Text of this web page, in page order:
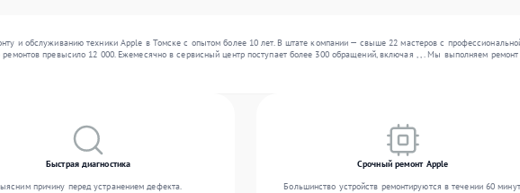
и обслуживанию техники Apple в Томске с опытом более 10 лет. В штате компании — свыше 22 мастеров с
превысило 12 000. Ежемесячно в сервисный центр поступает более 300 обращений, включая , , . Мы выполняем
Быстрая диагностика
причину перед устранением дефекта.
Срочный ремонт Apple
Большинство устройств ремонтируются в течении 60